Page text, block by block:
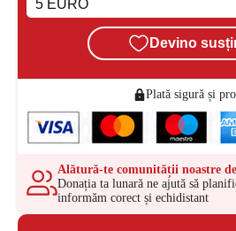
Devino
Plată sigură și
Alătură-te comunității noastre
Donația ta lunară ne ajută să
informăm corect și echidistant